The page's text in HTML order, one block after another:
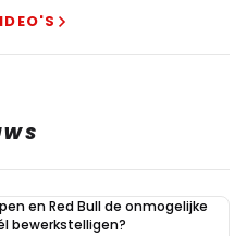
en Red Bull de onmogelijke
bewerkstelligen?